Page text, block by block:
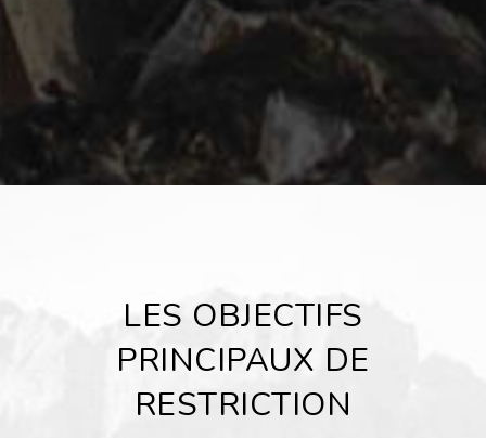
LES OBJECTIFS
PRINCIPAUX DE
RESTRICTION